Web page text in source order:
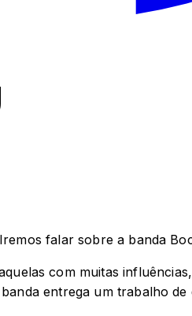
falar sobre a banda
com muitas
entrega um trabalho